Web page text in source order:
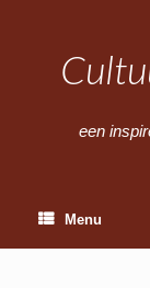
een
Menu